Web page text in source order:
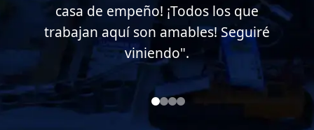
los que
Seguiré
el servicio de atención en
empeño, muy atentos y